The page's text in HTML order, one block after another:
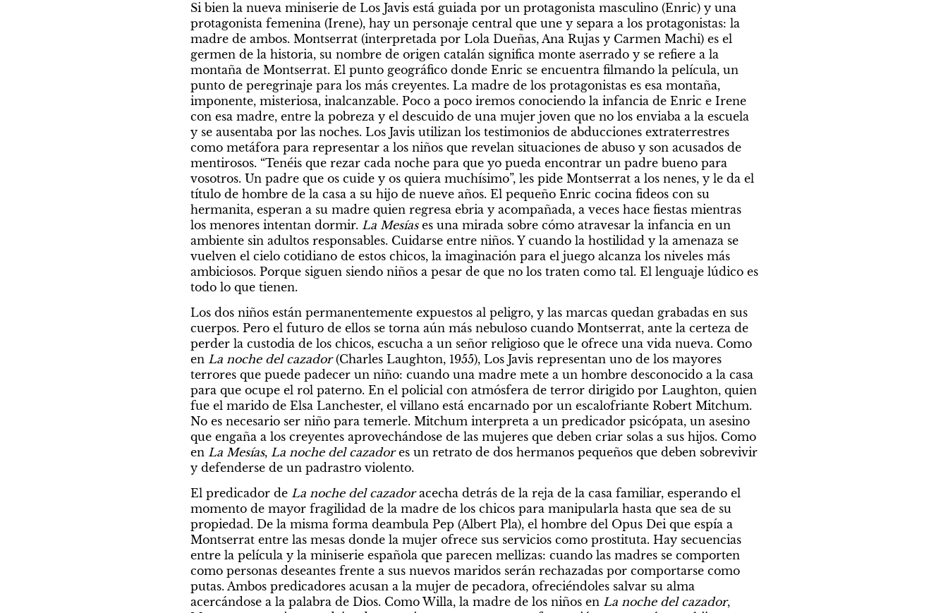
Si bien la nueva miniserie de Los Javis está guiada por un protagonista masculino (Enric) y una
protagonista femenina (Irene), hay un personaje central que une y separa a los protagonistas: la
madre de ambos. Montserrat (interpretada por Lola Dueñas, Ana Rujas y Carmen Machi) es el
germen de la historia, su nombre de origen catalán significa monte aserrado y se refiere a la
montaña de Montserrat. El punto geográfico donde Enric se encuentra filmando la película, un
punto de peregrinaje para los más creyentes. La madre de los protagonistas es esa montaña,
imponente, misteriosa, inalcanzable. Poco a poco iremos conociendo la infancia de Enric e Irene
con esa madre, entre la pobreza y el descuido de una mujer joven que no los enviaba a la escuela
y se ausentaba por las noches. Los Javis utilizan los testimonios de abducciones extraterrestres
como metáfora para representar a los niños que revelan situaciones de abuso y son acusados de
mentirosos. “Tenéis que rezar cada noche para que yo pueda encontrar un padre bueno para
vosotros. Un padre que os cuide y os quiera muchísimo”, les pide Montserrat a los nenes, y le da el
título de hombre de la casa a su hijo de nueve años. El pequeño Enric cocina fideos con su
hermanita, esperan a su madre quien regresa ebria y acompañada, a veces hace fiestas mientras
los menores intentan dormir. La Mesías es una mirada sobre cómo atravesar la infancia en un
ambiente sin adultos responsables. Cuidarse entre niños. Y cuando la hostilidad y la amenaza se
vuelven el cielo cotidiano de estos chicos, la imaginación para el juego alcanza los niveles más
ambiciosos. Porque siguen siendo niños a pesar de que no los traten como tal. El lenguaje lúdico es
todo lo que tienen.
Los dos niños están permanentemente expuestos al peligro, y las marcas quedan grabadas en sus
cuerpos. Pero el futuro de ellos se torna aún más nebuloso cuando Montserrat, ante la certeza de
perder la custodia de los chicos, escucha a un señor religioso que le ofrece una vida nueva. Como
en La noche del cazador (Charles Laughton, 1955), Los Javis representan uno de los mayores
terrores que puede padecer un niño: cuando una madre mete a un hombre desconocido a la casa
para que ocupe el rol paterno. En el policial con atmósfera de terror dirigido por Laughton, quien
fue el marido de Elsa Lanchester, el villano está encarnado por un escalofriante Robert Mitchum.
No es necesario ser niño para temerle. Mitchum interpreta a un predicador psicópata, un asesino
que engaña a los creyentes aprovechándose de las mujeres que deben criar solas a sus hijos. Como
en La Mesías, La noche del cazador es un retrato de dos hermanos pequeños que deben sobrevivir
y defenderse de un padrastro violento.
El predicador de La noche del cazador acecha detrás de la reja de la casa familiar, esperando el
momento de mayor fragilidad de la madre de los chicos para manipularla hasta que sea de su
propiedad. De la misma forma deambula Pep (Albert Pla), el hombre del Opus Dei que espía a
Montserrat entre las mesas donde la mujer ofrece sus servicios como prostituta. Hay secuencias
entre la película y la miniserie española que parecen mellizas: cuando las madres se comporten
como personas deseantes frente a sus nuevos maridos serán rechazadas por comportarse como
putas. Ambos predicadores acusan a la mujer de pecadora, ofreciéndoles salvar su alma
acercándose a la palabra de Dios. Como Willa, la madre de los niños en La noche del cazador,